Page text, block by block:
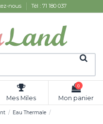
nous Tél : 71 180 037
Mes Miles
0
Mon panier
Eau Thermale